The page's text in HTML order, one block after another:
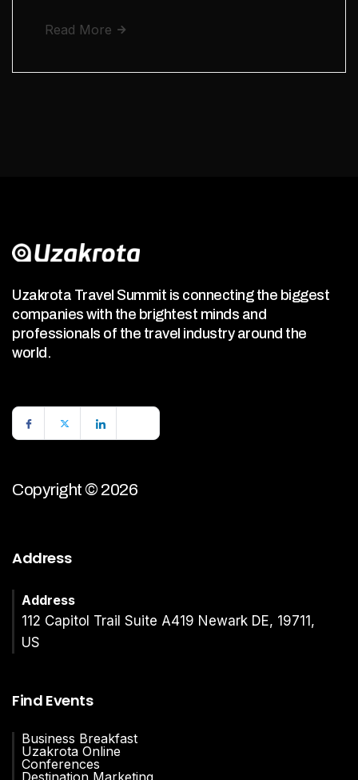
Read More
Uzakrota Travel Summit is connecting the biggest
companies with the brightest minds and
professionals of the travel industry around the
world.
Copyright © 2026
Address
Address
112 Capitol Trail Suite A419 Newark DE, 19711,
US
Find Events
Business Breakfast
Uzakrota Online
Conferences